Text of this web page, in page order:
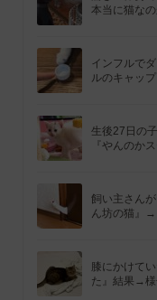
本当に猫な
インフルで
ルのキャッ
生後27日の
『やんのか
飼い主さん
ん坊の猫』
膝にかけて
た』結果→